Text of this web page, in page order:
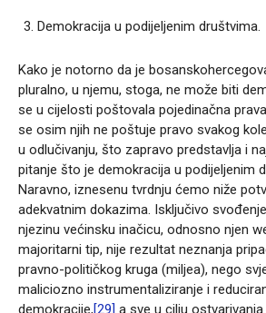
Demokracija u podijeljenim društvima.
Kako je notorno da je
pluralno, u njemu, stoga, ne može biti
se u cijelosti poštovala pojedinačna
se osim njih ne poštuje pravo svakog
u odlučivanju, što zapravo predstavlja i
pitanje što je demokracija u podijeljenim
Naravno, iznesenu tvrdnju ćemo niže
adekvatnim dokazima. Isključivo
njezinu većinsku inačicu, odnosno njen
majoritarni tip, nije rezultat neznanja
pravno-političkog kruga (miljea), nego
maliciozno instrumentaliziranje i
demokracije,[29] a sve u cilju